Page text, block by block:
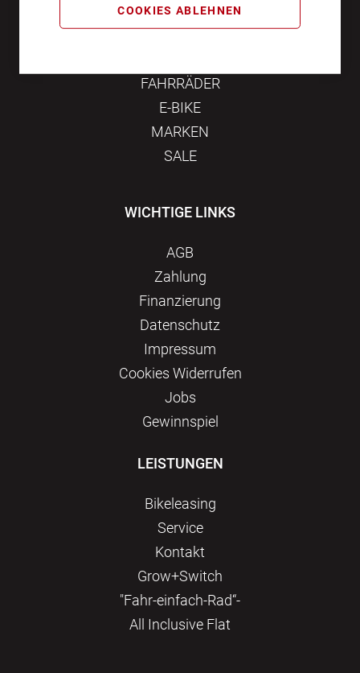
COOKIES ABLEHNEN
FAHRRÄDER
E-BIKE
MARKEN
SALE
WICHTIGE LINKS
AGB
Zahlung
Finanzierung
Datenschutz
Impressum
Сookies Widerrufen
Jobs
Gewinnspiel
LEISTUNGEN
Bikeleasing
Service
Kontakt
Grow+Switch
"Fahr-einfach-Rad“-
All Inclusive Flat